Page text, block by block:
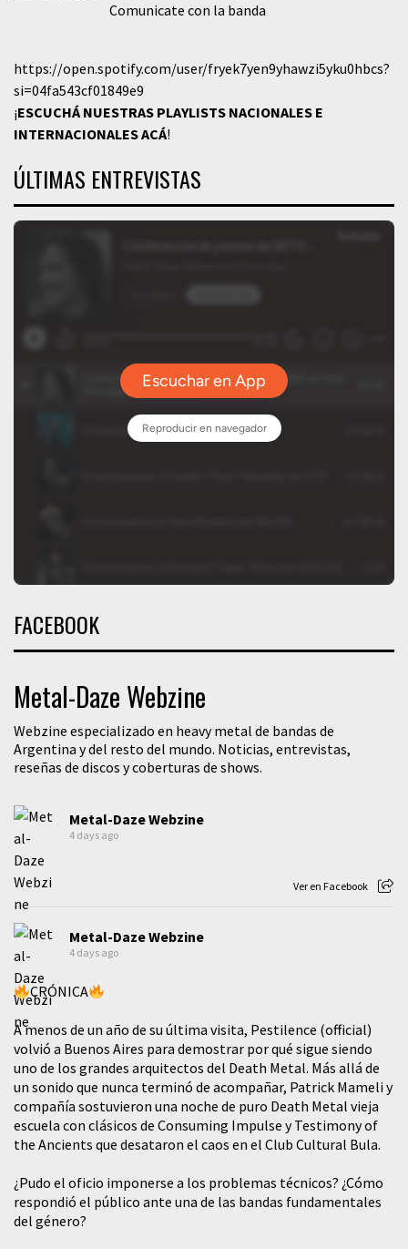
Comunicate con la banda
https://open.spotify.com/user/fryek7yen9yhawzi5yku0hbcs?
si=04fa543cf01849e9
¡ESCUCHÁ NUESTRAS PLAYLISTS NACIONALES E
INTERNACIONALESACÁ!
ÚLTIMAS ENTREVISTAS
FACEBOOK
Metal-Daze Webzine
Webzine especializado en heavy metal de bandas de
Argentina y del resto del mundo. Noticias, entrevistas,
reseñas de discos y coberturas de shows.
Metal-Daze Webzine
4 days ago
Ver en Facebook
Metal-Daze Webzine
4 days ago
CRÓNICA
A menos de un año de su última visita, Pestilence (official)
volvió a Buenos Aires para demostrar por qué sigue siendo
uno de los grandes arquitectos del Death Metal. Más allá de
un sonido que nunca terminó de acompañar, Patrick Mameli y
compañía sostuvieron una noche de puro Death Metal vieja
escuela con clásicos de Consuming Impulse y Testimony of
the Ancients que desataron el caos en el Club Cultural Bula.
¿Pudo el oficio imponerse a los problemas técnicos? ¿Cómo
respondió el público ante una de las bandas fundamentales
del género?